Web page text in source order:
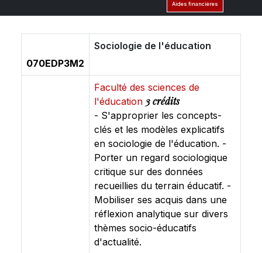
Aides financières
070EDP3M2
Sociologie de l'éducation
Faculté des sciences de
l'éducation 3 crédits
- ­S'approprier les concepts-
clés et les modèles explicatifs
en sociologie de l'éducation. ­-
Porter un regard sociologique
critique sur des données
recueillies du terrain éducatif. ­-
Mobiliser ses acquis dans une
réflexion analytique sur divers
thèmes socio-éducatifs
d'actualité.